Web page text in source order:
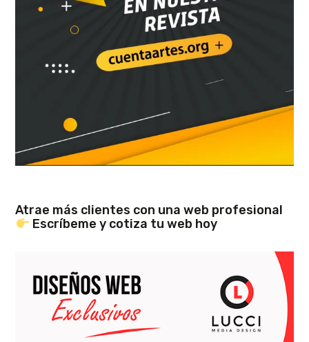
Atrae más clientes con una web profesional
Escríbeme y cotiza tu web hoy